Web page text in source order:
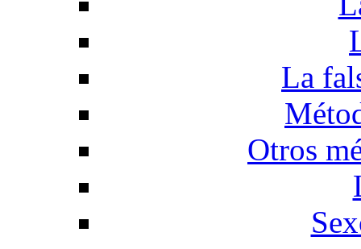
La
Otros